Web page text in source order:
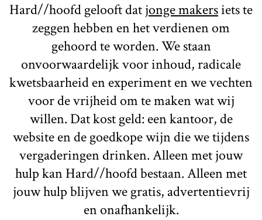
Hard//hoofd gelooft datjonge makersiets te
zeggen hebben en het verdienen om
gehoord te worden. We staan
onvoorwaardelijk voor inhoud, radicale
kwetsbaarheid en experiment en we vechten
voor de vrijheid om te maken wat wij
willen. Dat kost geld: een kantoor, de
website en de goedkope wijn die we tijdens
vergaderingen drinken. Alleen met jouw
hulp kan Hard//hoofd bestaan. Alleen met
jouw hulp blijven we gratis, advertentievrij
en onafhankelijk.